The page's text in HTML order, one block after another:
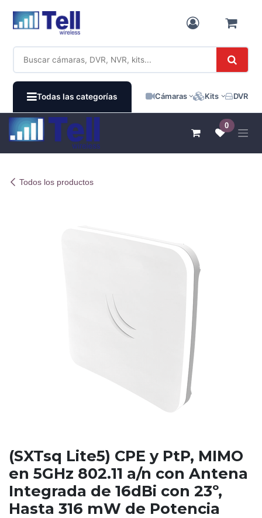
Todas las categorías Cámaras Kits DVR /
0
Todos los productos
(SXTsq Lite5) CPE y PtP, MIMO
en 5GHz 802.11 a/n con Antena
Integrada de 16dBi con 23º,
Hasta 316 mW de Potencia